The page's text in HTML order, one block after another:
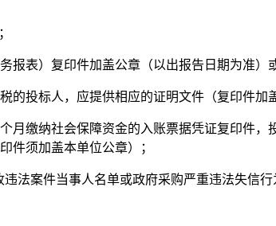
表）复印件加盖公章（以出报告日期为准）
的投标人，应提供相应的证明文件（复印件加
月缴纳社会保障资金的入账票据凭证复印件
件须加盖本单位公章）；
法案件当事人名单或政府采购严重违法失信